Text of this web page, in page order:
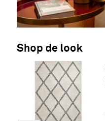
Shop de look